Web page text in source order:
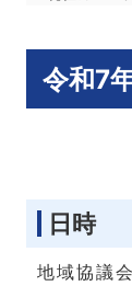
令和7
日時
地域協議